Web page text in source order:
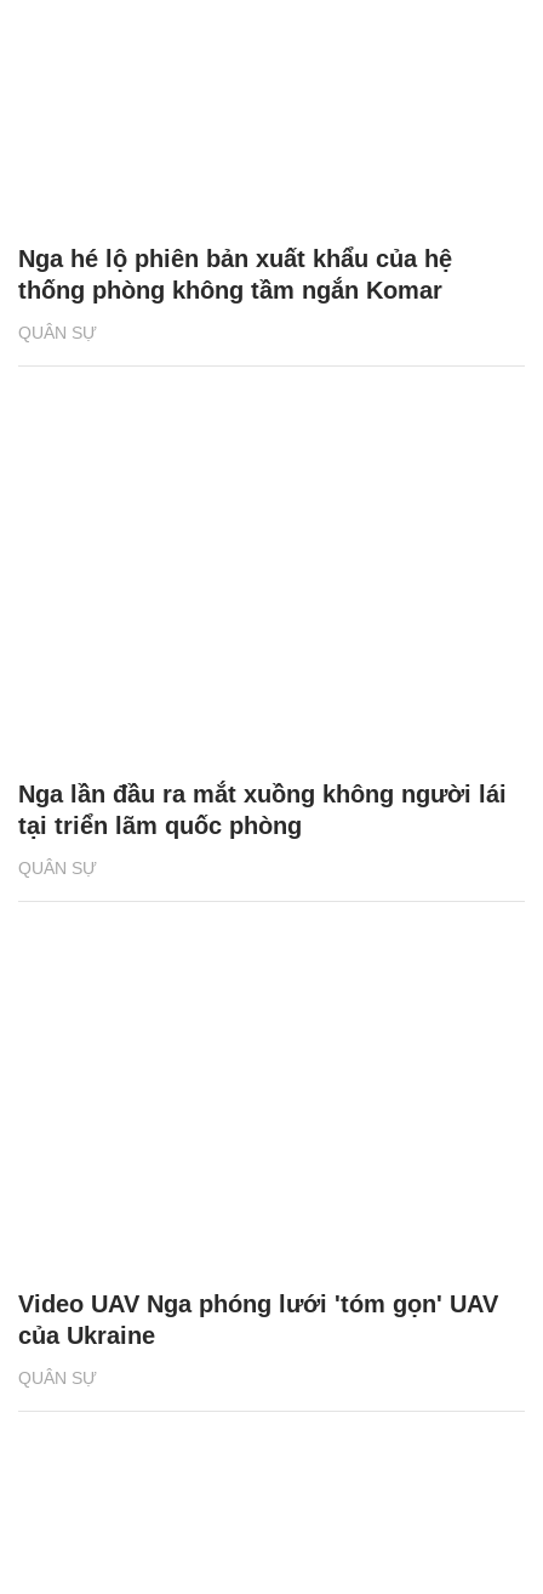
QUÂN SỰ
Nga hé lộ phiên bản xuất khẩu của hệ
thống phòng không tầm ngắn Komar
QUÂN SỰ
Nga lần đầu ra mắt xuồng không người lái
tại triển lãm quốc phòng
QUÂN SỰ
Video UAV Nga phóng lưới 'tóm gọn' UAV
của Ukraine